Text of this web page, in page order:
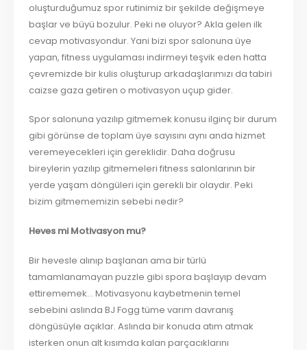
oluşturduğumuz spor rutinimiz bir şekilde değişmeye
başlar ve büyü bozulur. Peki ne oluyor? Akla gelen ilk
cevap motivasyondur. Yani bizi spor salonuna üye
yapan, fitness uygulaması indirmeyi teşvik eden hatta
çevremizde bir kulis oluşturup arkadaşlarımızı da tabiri
caizse gaza getiren o motivasyon uçup gider.
Spor salonuna yazılıp gitmemek konusu ilginç bir durum
gibi görünse de toplam üye sayısını aynı anda hizmet
veremeyecekleri için gereklidir. Daha doğrusu
bireylerin yazılıp gitmemeleri fitness salonlarının bir
yerde yaşam döngüleri için gerekli bir olaydır. Peki
bizim gitmememizin sebebi nedir?
Heves mi Motivasyon mu?
Bir hevesle alınıp başlanan ama bir türlü
tamamlanamayan puzzle gibi spora başlayıp devam
ettirememek… Motivasyonu kaybetmenin temel
sebebini aslında BJ Fogg tüme varım davranış
döngüsüyle açıklar. Aslında bir konuda atım atmak
isterken onun alt kısımda kalan parçacıklarını